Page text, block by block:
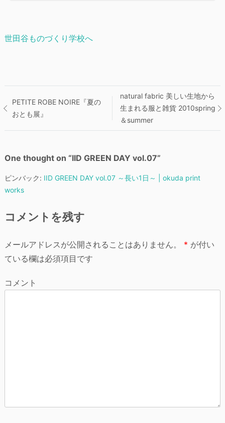
世田谷ものづくり学校へ
投
稿
ビ
ゲ
ー
ョ
ン
PETITE ROBE NOIRE『夏の
おとも展』
natural fabric 美しい生地から
生まれる服と雑貨 2010spring
＆summer
One thought on “IID GREEN DAY vol.07”
ピンバック: IID GREEN DAY vol.07 ～長い1日～ | okuda print
works
コメントを残す
メールアドレスが公開されることはありません。 * が付い
ている欄は必須項目です
コメント